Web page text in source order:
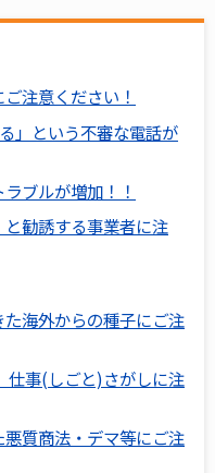
注意ください！
」という不審な電話が
ブルが増加！！
と勧誘する事業者に注
海外からの種子にご注
仕事(しごと)さがしに注
質商法・デマ等にご注